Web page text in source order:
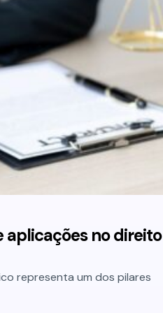
aplicações no direito
representa um dos pilares